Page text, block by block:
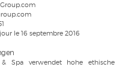
le 16 septembre 2016
Spa verwendet hohe ethische